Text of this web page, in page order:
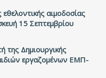
αιμοδοσίας
15 Σεπτεμβρίου
της Δημιουργικής
εργαζομένων ΕΜΠ-